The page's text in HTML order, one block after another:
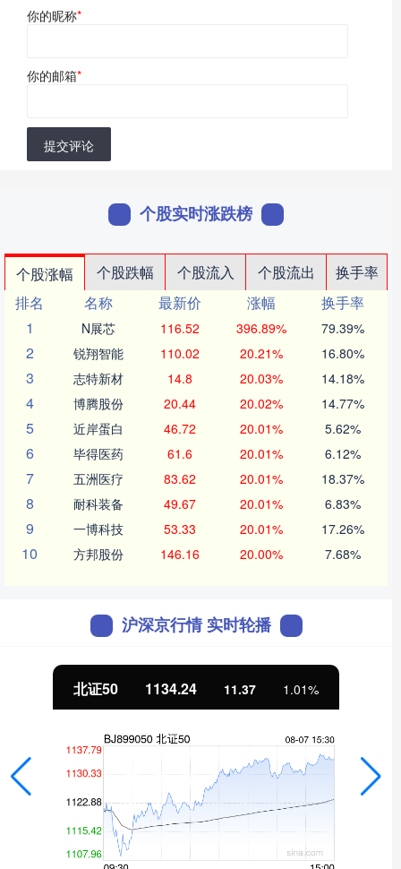
你的昵称*
你的邮箱*
提交评论
个股实时涨跌榜
个股涨幅 个股跌幅 个股流入 个股流出
换手率
排名
名称 最新价 涨幅
换手率
1
N展芯 116.52 396.89% 79.39%
2 锐翔智能 110.02 20.21% 16.80%
3 志特新材 14.8 20.03% 14.18%
4 博腾股份 20.44 20.02% 14.77%
5 近岸蛋白 46.72 20.01% 5.62%
6 毕得医药 61.6 20.01% 6.12%
7 五洲医疗 83.62 20.01% 18.37%
8 耐科装备 49.67 20.01% 6.83%
9 一博科技 53.33 20.01% 17.26%
10 方邦股份 146.16 20.00% 7.68%
沪深京行情 实时轮播
北证50 1134.24 11.37 1.01%